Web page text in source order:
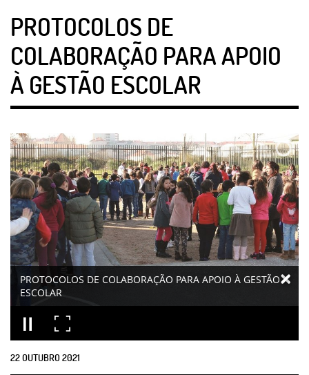
PROTOCOLOS DE
COLABORAÇÃO PARA APOIO
À GESTÃO ESCOLAR
PROTOCOLOS DE COLABORAÇÃO PARA APOIO À GESTÃO
ESCOLAR
22OUTUBRO2021